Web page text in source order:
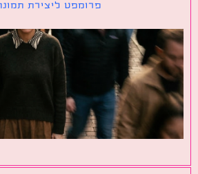
פרומפט ליצירת תמונה שלי